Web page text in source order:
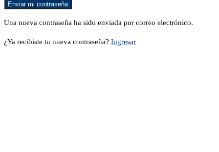
Una nueva contraseña ha sido enviada por correo electrónico.
¿Ya recibiste tu nueva contraseña? Ingresar